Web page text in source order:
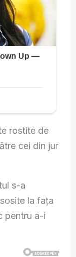
rostite de
cei din jur
s-a
la fața
pentru a-i